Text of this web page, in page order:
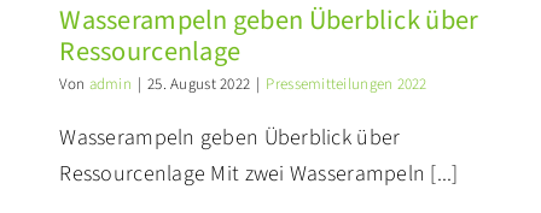
Wasserampeln geben Überblick über
Ressourcenlage
Von admin | 25. August 2022 | Pressemitteilungen 2022
Wasserampeln geben Überblick über
Ressourcenlage Mit zwei Wasserampeln [...]